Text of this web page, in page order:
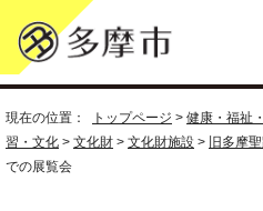
現在の位置： トップページ > 健康・福祉
習・文化 > 文化財 > 文化財施設 > 旧多摩
での展覧会